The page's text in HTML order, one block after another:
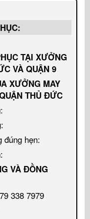
TẠI XƯỞNG
VÀ QUẬN 9
XƯỞNG MAY
THỦ ĐỨC
đúng hẹn:
VÀ ĐỒNG
338 7979